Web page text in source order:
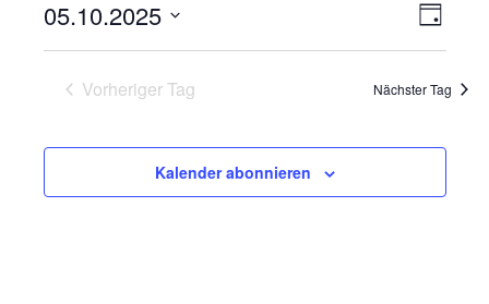
Tag
05.10.2025
Vorheriger Tag Nächster Tag
Kalender abonnieren